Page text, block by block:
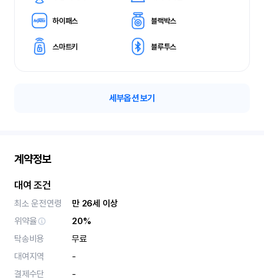
하이패스 블랙박스
스마트키 블루투스
세부옵션 보기
계약정보
대여 조건
최소 운전연령
만 26세 이상
위약율
20%
탁송비용
무료
대여지역
-
결제수단
-